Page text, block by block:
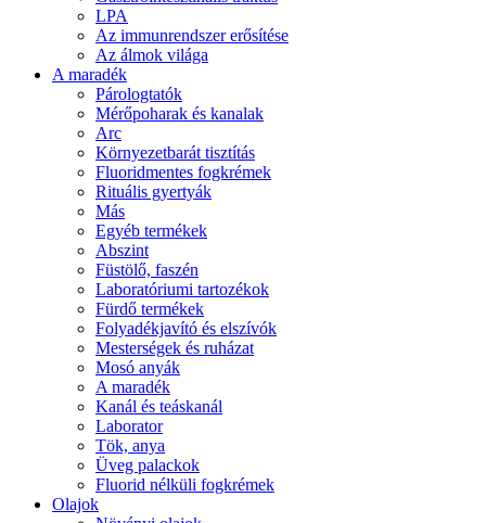
LPA
Az immunrendszer erősítése
Az álmok világa
A maradék
Párologtatók
Mérőpoharak és kanalak
Arc
Környezetbarát tisztítás
Fluoridmentes fogkrémek
Rituális gyertyák
Más
Egyéb termékek
Abszint
Füstölő, faszén
Laboratóriumi tartozékok
Fürdő termékek
Folyadékjavító és elszívók
Mesterségek és ruházat
Mosó anyák
A maradék
Kanál és teáskanál
Laborator
Tök, anya
Üveg palackok
Fluorid nélküli fogkrémek
Olajok